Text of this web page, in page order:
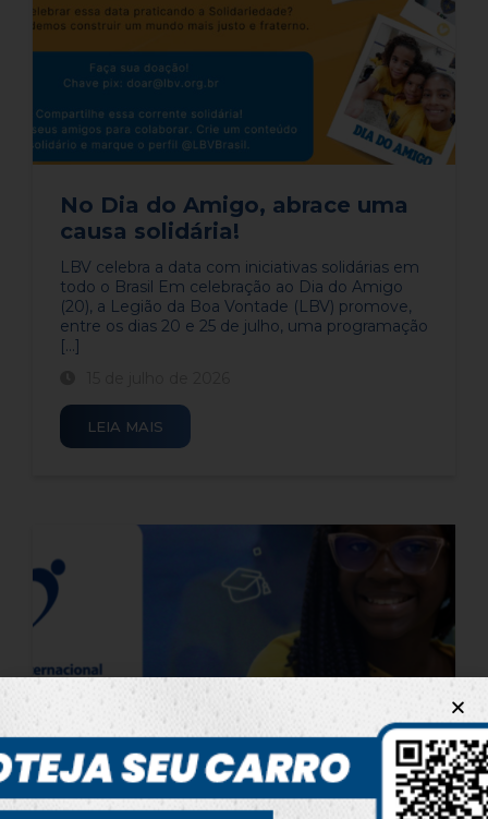
No Dia do Amigo, abrace uma
causa solidária!
LBV celebra a data com iniciativas solidárias em
todo o Brasil Em celebração ao Dia do Amigo
(20), a Legião da Boa Vontade (LBV) promove,
entre os dias 20 e 25 de julho, uma programação
[...]
LEIA MAIS
Ética e uso da Inteligência